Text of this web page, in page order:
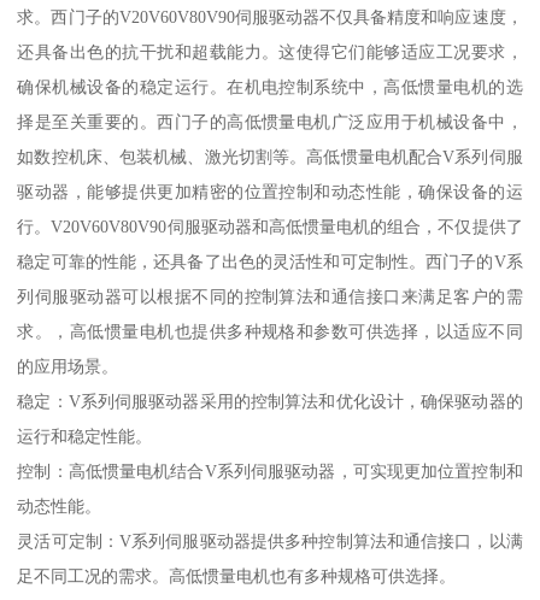
求。西门子的V20V60V80V90伺服驱动器不仅具备精度和响应速度，
还具备出色的抗干扰和超载能力。这使得它们能够适应工况要求，
确保机械设备的稳定运行。在机电控制系统中，高低惯量电机的选
择是至关重要的。西门子的高低惯量电机广泛应用于机械设备中，
如数控机床、包装机械、激光切割等。高低惯量电机配合V系列伺服
驱动器，能够提供更加精密的位置控制和动态性能，确保设备的运
行。V20V60V80V90伺服驱动器和高低惯量电机的组合，不仅提供了
稳定可靠的性能，还具备了出色的灵活性和可定制性。西门子的V系
列伺服驱动器可以根据不同的控制算法和通信接口来满足客户的需
求。，高低惯量电机也提供多种规格和参数可供选择，以适应不同
的应用场景。
稳定：V系列伺服驱动器采用的控制算法和优化设计，确保驱动器的
运行和稳定性能。
控制：高低惯量电机结合V系列伺服驱动器，可实现更加位置控制和
动态性能。
灵活可定制：V系列伺服驱动器提供多种控制算法和通信接口，以满
足不同工况的需求。高低惯量电机也有多种规格可供选择。